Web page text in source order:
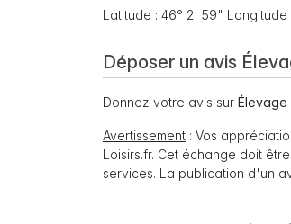
Latitude : 46° 2' 59" Longitude
Déposer un avis
Donnez votre avis sur Élevage
Avertissement : Vos
Loisirs.fr. Cet échange doit
services. La publication d'un